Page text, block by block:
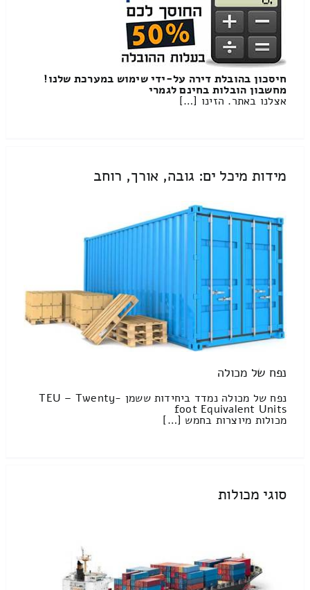
חיסכון בהובלת דירה על-ידי שימוש במערכת שלנו!
מחשבון הובלות בחינם לגמרי
אצלנו באתר. הזינו […]
מידות מיכל ים: גובה, אורך, רוחב
נפח של מכולה
נפח של מכולה נמדד ביחידות ששמן TEU – Twenty-
foot Equivalent Units
מכולות מיוצרות בחמש […]
סוגי מכולות